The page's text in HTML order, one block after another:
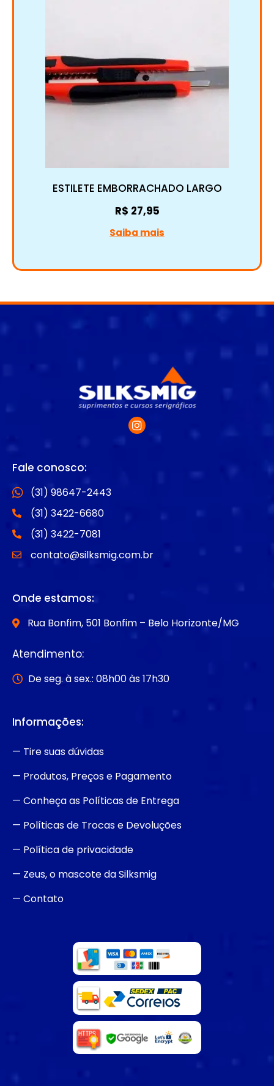
ESTILETE EMBORRACHADO LARGO
R$ 27,95
Saiba mais
Fale conosco:
(31) 98647-2443
(31) 3422-6680
(31) 3422-7081
contato@silksmig.com.br
Onde estamos:
Rua Bonfim, 501 Bonfim – Belo Horizonte/MG
Atendimento:
De seg. à sex.: 08h00 às 17h30
Informações:
— Tire suas dúvidas
— Produtos, Preços e Pagamento
— Conheça as Políticas de Entrega
— Políticas de Trocas e Devoluções
— Política de privacidade
— Zeus, o mascote da Silksmig
— Contato